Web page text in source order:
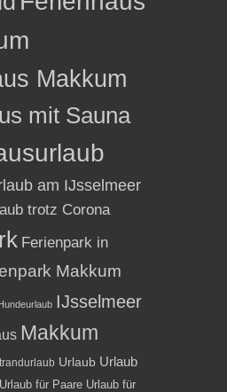
Makkum
mit Sauna
am IJsselmeer
trotz Corona
Ferienpark in
Makkum
IJsselmeer
Makkum
Urlaub Urlaub
Urlaub für Paare Urlaub für